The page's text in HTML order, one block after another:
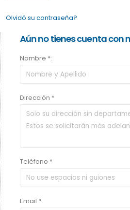
Olvidó su contraseña?
Aún no tienes cuenta con
Nombre *:
Dirección *
Teléfono *
Email *